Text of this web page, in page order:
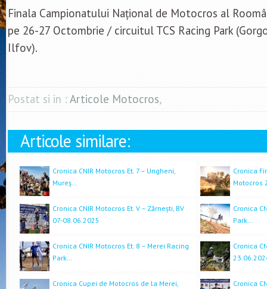
Finala Campionatului Național de Motocros al
pe 26-27 Octombrie / circuitul TCS Racing Park
Ilfov).
Postat si in : Articole Motocros,
Articole similare:
Cronica CNIR Motocros Et. 7 – Ungheni,
Mureș…
Cronica
Motocros
Cronica CNIR Motocros Et. V – Zărnești, BV
07-08.06.2025
Cronica
Park…
Cronica CNIR Motocros Et. 8 – Merei Racing
Park…
Cronica
Cronica Cupei de Motocros de la Merei,
Cronica